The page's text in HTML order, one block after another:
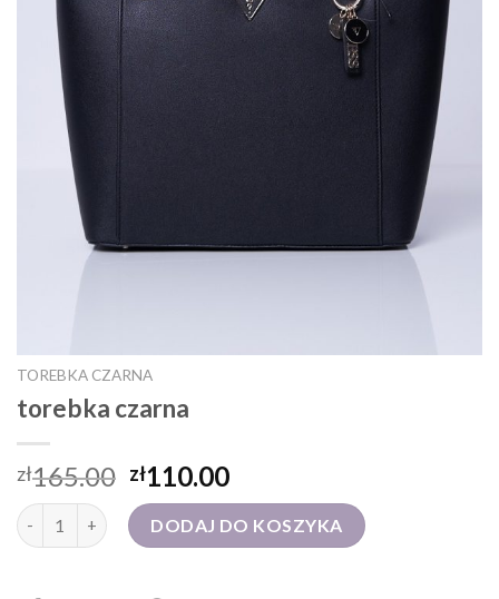
TOREBKA CZARNA
torebka czarna
zł165.00 zł110.00
ilość torebka czarnaDODAJ DO KOSZYKA